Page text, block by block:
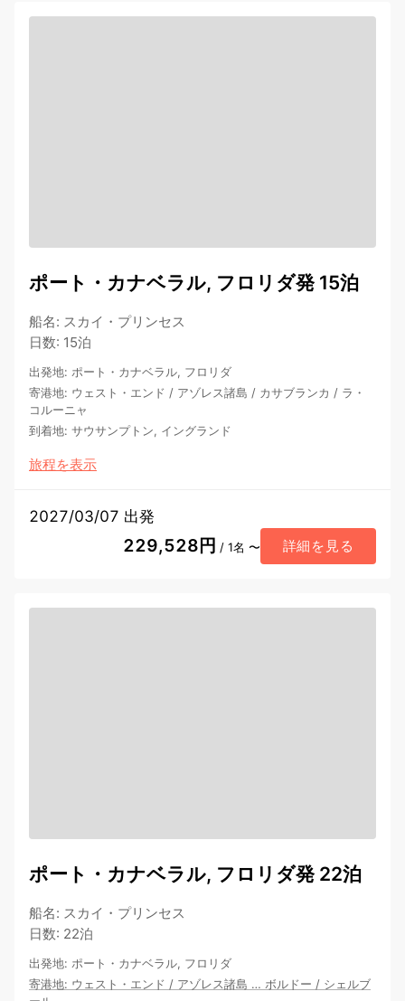
ポート・カナベラル, フロリダ発 15泊
船名: スカイ・プリンセス
日数: 15泊
出発地: ポート・カナベラル, フロリダ
寄港地: ウェスト・エンド / アゾレス諸島 / カサブランカ / ラ・
コルーニャ
到着地: サウサンプトン, イングランド
旅程を表示
2027/03/07 出発
229,528円 / 1名 〜 詳細を見る
ポート・カナベラル, フロリダ発 22泊
船名: スカイ・プリンセス
日数: 22泊
出発地: ポート・カナベラル, フロリダ
寄港地: ウェスト・エンド / アゾレス諸島 … ボルドー / シェルブ